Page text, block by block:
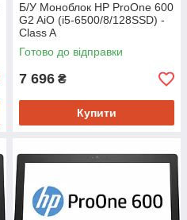
Б/У Моноблок HP ProOne 600
G2 AiO (i5-6500/8/128SSD) -
Class A
Готово до відправки
7 696 ₴
Купити